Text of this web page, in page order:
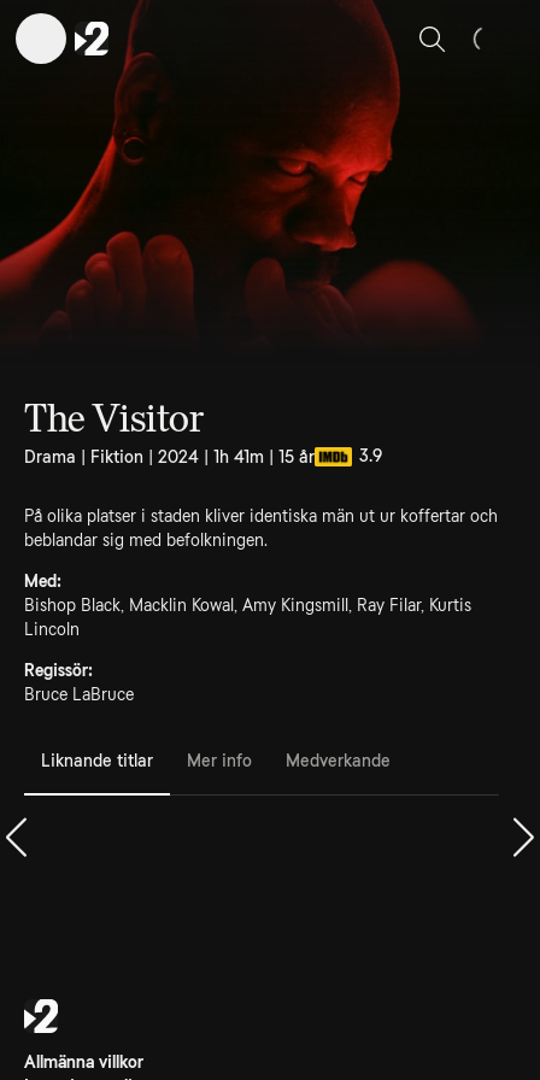
Sök
The Visitor
Drama | Fiktion | 2024 | 1h 41m | 15 år 3.9
På olika platser i staden kliver identiska män ut ur koffertar och
beblandar sig med befolkningen.
Med:
Bishop Black, Macklin Kowal, Amy Kingsmill, Ray Filar, Kurtis
Lincoln
Regissör:
Bruce LaBruce
Liknande titlar Mer info Medverkande
Allmänna villkor